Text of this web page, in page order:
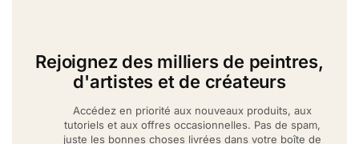
Rejoignez des milliers de peintres,
d'artistes et de créateurs
Accédez en priorité aux nouveaux produits, aux
tutoriels et aux offres occasionnelles. Pas de spam,
juste les bonnes choses livrées dans votre boîte de